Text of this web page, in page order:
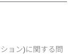
ョン)に関する問